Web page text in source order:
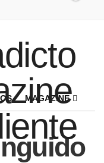
MAGAZINE